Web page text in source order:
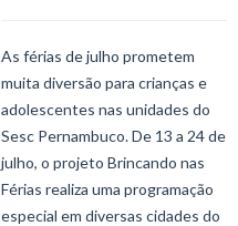
As férias de julho prometem
muita diversão para crianças e
adolescentes nas unidades do
Sesc Pernambuco. De 13 a 24 de
julho, o projeto Brincando nas
Férias realiza uma programação
especial em diversas cidades do